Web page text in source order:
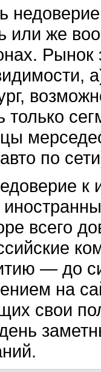
или же
Рынок
только
по
к
всего
— до
на
свои